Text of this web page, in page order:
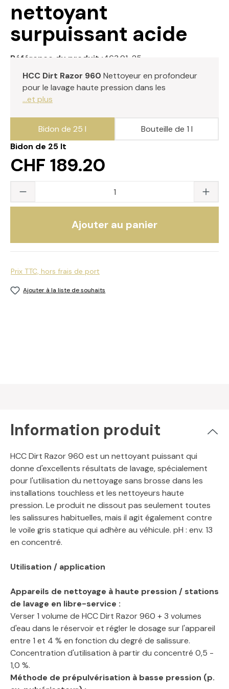
nettoyant
surpuissant acide
Référence du produit : 463.91-25
HCC Dirt Razor 960 Nettoyeur en profondeur
pour le lavage haute pression dans les
...et plus
Bidon de 25 lt
CHF 189.20
Bidon de 25 l Bouteille de 1 l
Quantité du produit : saisissez la valeur
Ajouter au panier
Prix TTC, hors frais de port
Ajouter à la liste de souhaits
Information produit
HCC Dirt Razor 960 est un nettoyant puissant qui
donne d'excellents résultats de lavage, spécialement
pour l'utilisation du nettoyage sans brosse dans les
installations touchless et les nettoyeurs haute
pression. Le produit ne dissout pas seulement toutes
les salissures habituelles, mais il agit également contre
le voile gris statique qui adhère au véhicule. pH : env. 13
en concentré.
Utilisation / application
Appareils de nettoyage à haute pression / stations
de lavage en libre-service :
Verser 1 volume de HCC Dirt Razor 960 + 3 volumes
d'eau dans le réservoir et régler le dosage sur l'appareil
entre 1 et 4 % en fonction du degré de salissure.
Concentration d'utilisation à partir du concentré 0,5 -
1,0 %.
Méthode de prépulvérisation à basse pression (p.